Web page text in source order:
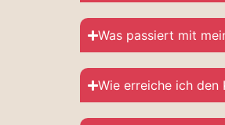
Was passiert mit
Wie erreiche ich den